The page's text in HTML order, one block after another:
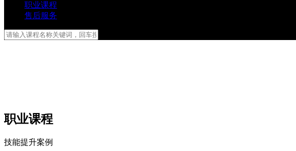
职业课程
售后服务
职业课程
技能提升案例